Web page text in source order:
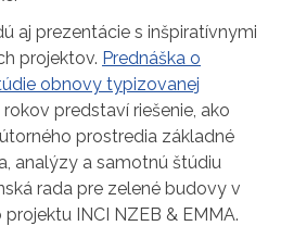
aj prezentácie s inšpiratívnymi
projektov. Prednáška o
obnovy typizovanej
predstaví riešenie, ako
prostredia základné
analýzy a samotnú štúdiu
rada pre zelené budovy v
INCI NZEB & EMMA.